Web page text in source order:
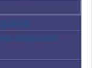
поштової